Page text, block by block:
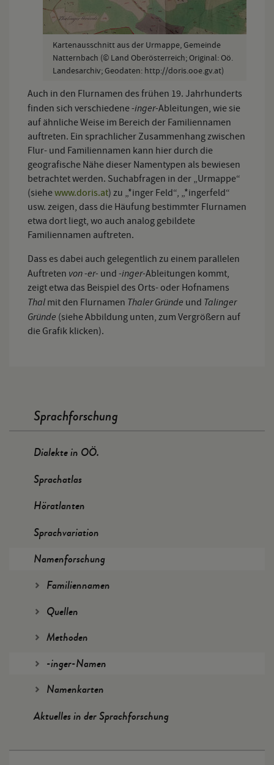
Kartenausschnitt aus der Urmappe, Gemeinde
Natternbach (© Land Oberösterreich; Original: Oö.
Landesarchiv; Geodaten: http://doris.ooe.gv.at)
Auch in den Flurnamen des frühen 19. Jahrhunderts
finden sich verschiedene-inger-Ableitungen, wie sie
auf ähnliche Weise im Bereich der Familiennamen
auftreten. Ein sprachlicher Zusammenhang zwischen
Flur- und Familiennamen kann hier durch die
geografische Nähe dieser Namentypen als bewiesen
betrachtet werden. Suchabfragen in der „Urmappe“
(siehewww.doris.at) zu „*inger Feld“, „*ingerfeld“
usw. zeigen, dass die Häufung bestimmter Flurnamen
etwa dort liegt, wo auch analog gebildete
Familiennamen auftreten.
Dass es dabei auch gelegentlich zu einem parallelen
Auftreten von -er- und -inger-Ableitungen kommt,
zeigt etwa das Beispiel des Orts- oder Hofnamens
Thal mit den Flurnamen Thaler Gründe und Talinger
Gründe (siehe Abbildung unten, zum Vergrößern auf
die Grafik klicken).
Sprachforschung
Dialekte in OÖ.
Sprachatlas
Höratlanten
Sprachvariation
Namenforschung
Familiennamen
Quellen
Methoden
-inger-Namen
Namenkarten
Aktuelles in der Sprachforschung